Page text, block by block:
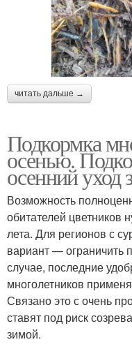
читать дальше →
Подкормка
осенью.
осенний уход
Возможность
обитателей цветников
лета. Для регионов с
вариант — ограничить
случае, последние
многолетников
Связано это с очень
ставят под риск
зимой.